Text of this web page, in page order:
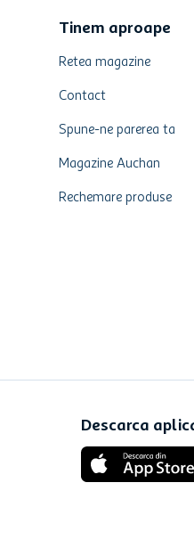
Tinem aproape
Retea magazine
Contact
Spune-ne parerea ta
Magazine Auchan
Rechemare produse
Descarca